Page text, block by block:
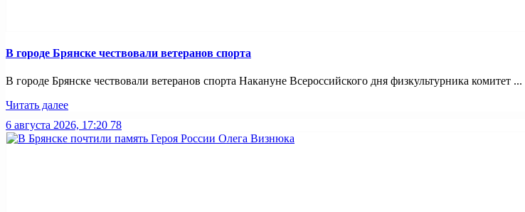
В городе Брянске чествовали ветеранов спорта
В городе Брянске чествовали ветеранов спорта Накануне Всероссийского дня физкультурника комитет ...
Читать далее
6 августа 2026, 17:20 78